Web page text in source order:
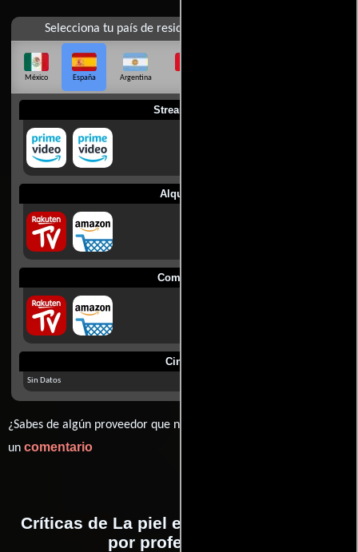
Selecciona tu país de residencia
México España Argentina
Streaming
Alquilar
Comprar
Cines
Sin Datos
¿Sabes de algún proveedor que no estamos mostrando? déjanos
un comentario
Críticas de La piel en llamas realizadas
por profesionales